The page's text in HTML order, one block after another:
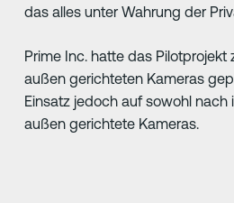
das alles unter Wahrung der
Prime Inc. hatte das
außen gerichteten Kameras
Einsatz jedoch auf sowohl nach
außen gerichtete Kameras.